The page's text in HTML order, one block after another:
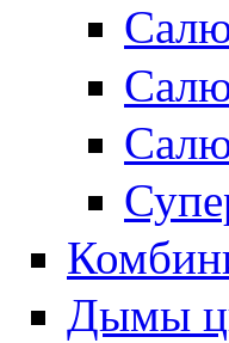
Дымы